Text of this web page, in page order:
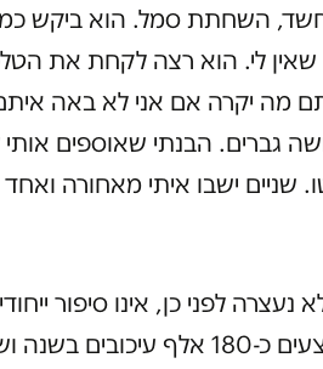
השחתת סמל. הוא ביקש
שאין לי. הוא רצה לקחת את
מה יקרה אם אני לא באה
גברים. הבנתי שאוספים
שניים ישבו איתי מאחורה
לפני כן, אינו סיפור
המשטרה, בישראל מתבצעים כ-180 אלף